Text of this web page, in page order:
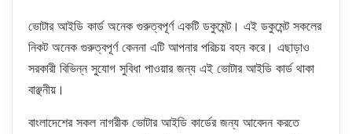
ভোটার আইডি কার্ড অনেক গুরুত্বপূর্ণ একটি ডকুমেন্ট। এই ডকুমেন্ট সকলের
নিকট অনেক গুরুত্বপূর্ণ কেননা এটি আপনার পরিচয় বহন করে। এছাড়াও
সরকারী বিভিন্ন সুযোগ সুবিধা পাওয়ার জন্য এই ভোটার আইডি কার্ড থাকা
বাঞ্ছনীয়।
বাংলাদেশের সকল নাগরীক ভোটার আইডি কার্ডের জন্য আবেদন করতে